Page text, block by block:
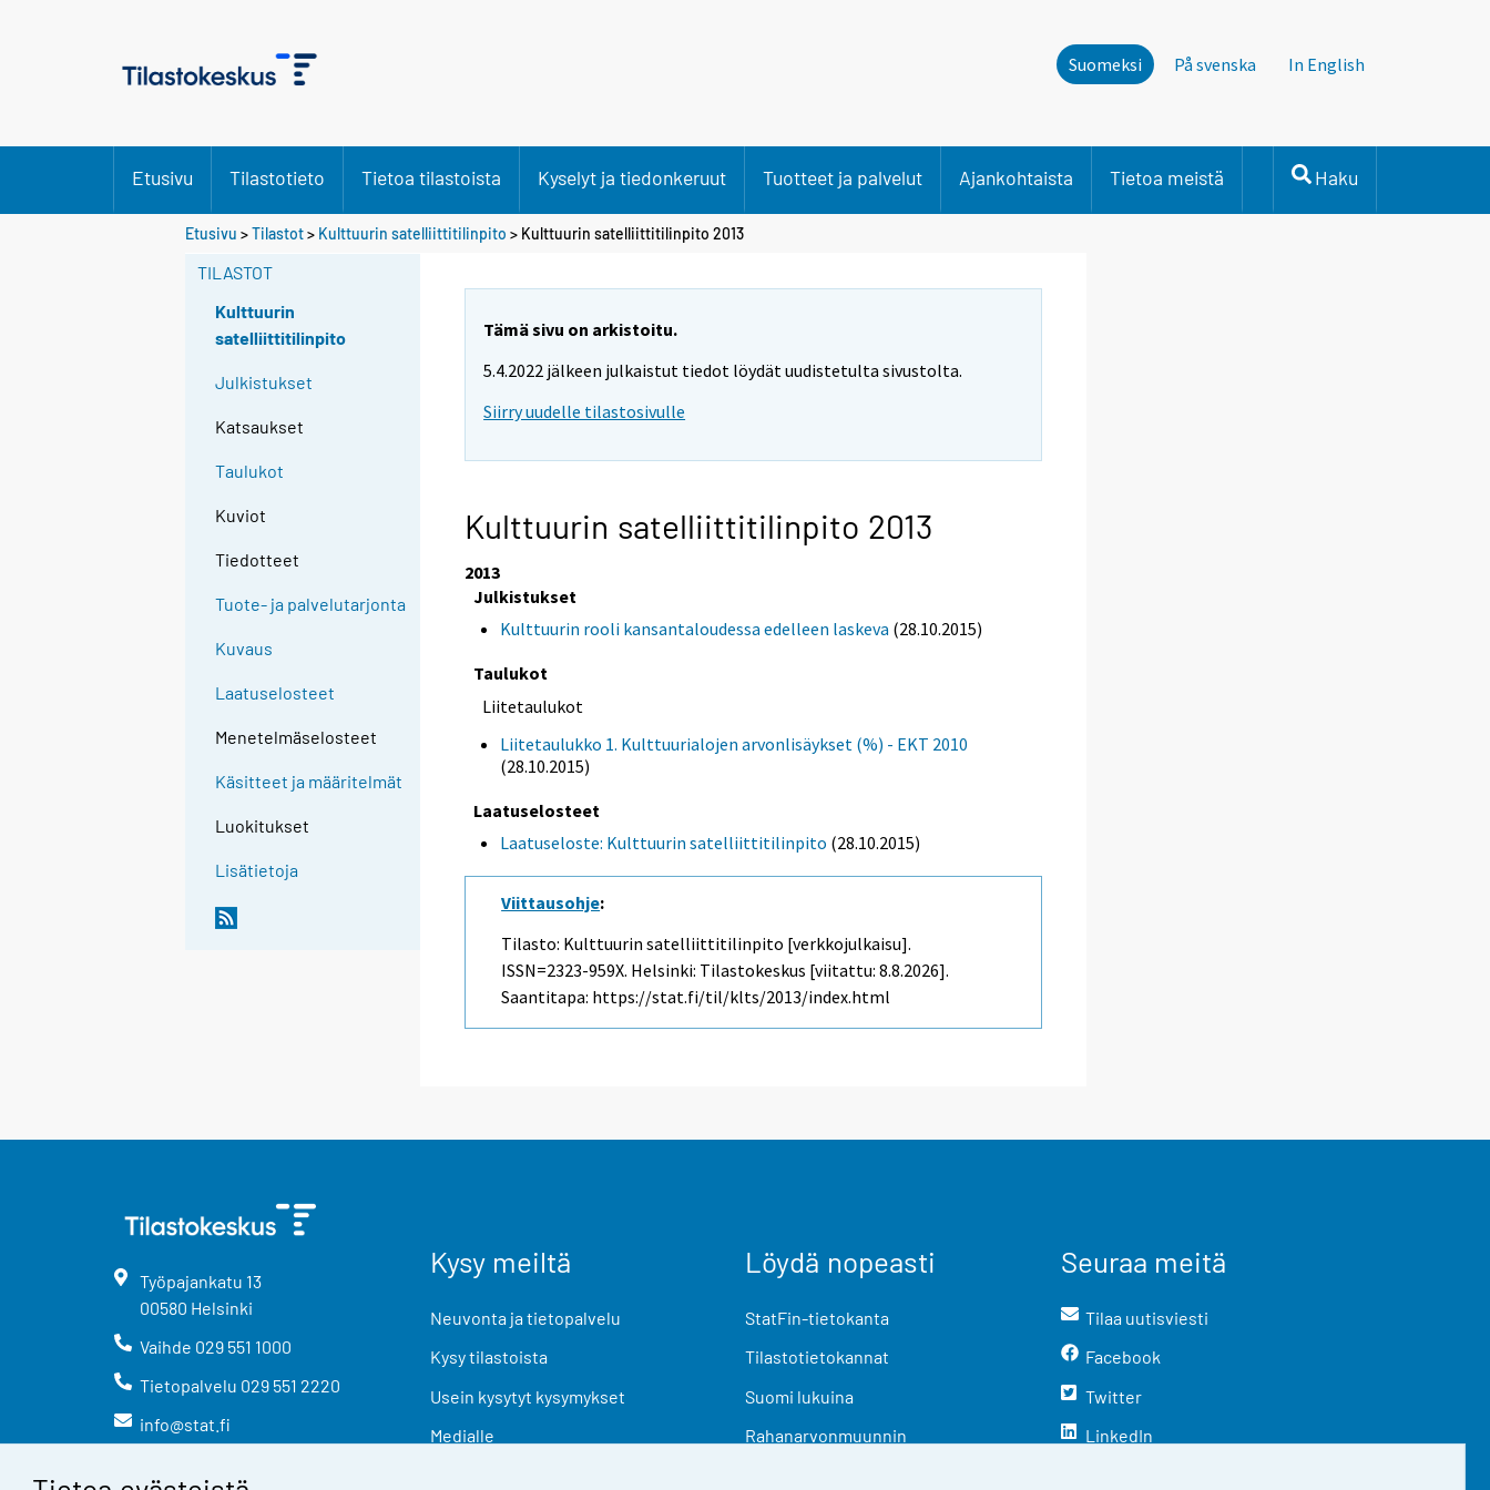
Suomeksi På svenska In English
Etusivu Tilastotieto Tietoa tilastoista Kyselyt ja tiedonkeruut Tuotteet ja palvelut Ajankohtaista Tietoa meistä Haku
Etusivu >Tilastot> Kulttuurin satelliittitilinpito > Kulttuurin satelliittitilinpito 2013
TILASTOT
Kulttuurin
satelliittitilinpito
Julkistukset
Katsaukset
Taulukot
Kuviot
Tiedotteet
Tuote- ja palvelutarjonta
Kuvaus
Laatuselosteet
Menetelmäselosteet
Käsitteet ja määritelmät
Luokitukset
Lisätietoja
Tämä sivu on arkistoitu.
5.4.2022 jälkeen julkaistut tiedot löydät uudistetulta sivustolta.
Siirry uudelle tilastosivulle
Kulttuurin satelliittitilinpito 2013
2013
Julkistukset
Kulttuurin rooli kansantaloudessa edelleen laskeva (28.10.2015)
Taulukot
Liitetaulukot
Liitetaulukko 1. Kulttuurialojen arvonlisäykset (%) - EKT 2010
(28.10.2015)
Laatuselosteet
Laatuseloste: Kulttuurin satelliittitilinpito (28.10.2015)
Viittausohje:
Tilasto: Kulttuurin satelliittitilinpito [verkkojulkaisu].
ISSN=2323-959X. Helsinki: Tilastokeskus [viitattu: 8.8.2026].
Saantitapa: https://stat.fi/til/klts/2013/index.html
Työpajankatu 13
00580 Helsinki
Vaihde 029 551 1000
Tietopalvelu 029 551 2220
info@stat.fi
Kysy meiltä
Neuvonta ja tietopalvelu
Kysy tilastoista
Usein kysytyt kysymykset
Medialle
Löydä nopeasti
StatFin-tietokanta
Tilastotietokannat
Suomi lukuina
Rahanarvonmuunnin
Seuraa meitä
Tilaa uutisviesti
Facebook
Twitter
LinkedIn